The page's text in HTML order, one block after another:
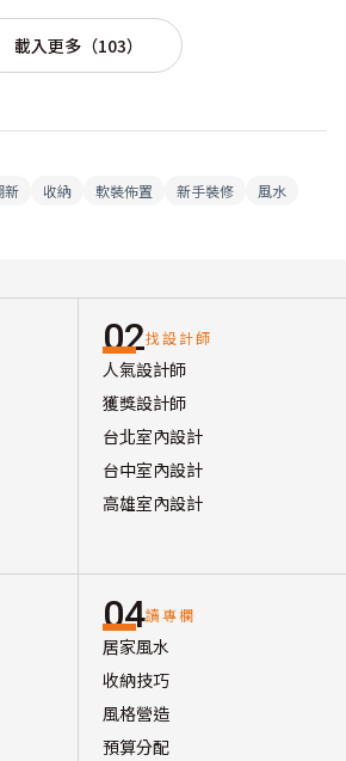
載入更多（103）
新 收納 軟裝佈置 新手裝修
風水
02找設計師
人氣設計師
獲獎設計師
台北室內設計
台中室內設計
高雄室內設計
04讀專欄
居家風水
收納技巧
風格營造
預算分配